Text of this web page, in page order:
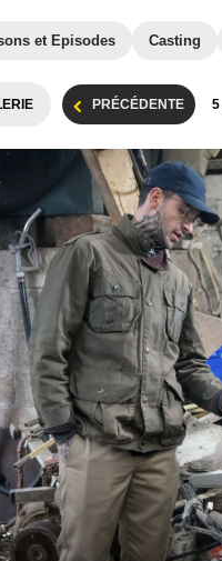
et Episodes Casting
PRÉCÉDENTE 5